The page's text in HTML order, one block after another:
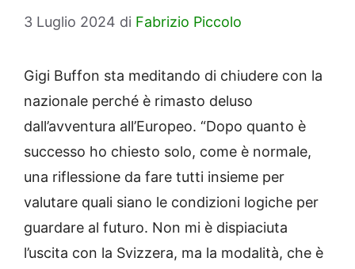
3 Luglio 2024 di Fabrizio Piccolo
Gigi Buffon sta meditando di chiudere con la
nazionale perché è rimasto deluso
dall’avventura all’Europeo. “Dopo quanto è
successo ho chiesto solo, come è normale,
una riflessione da fare tutti insieme per
valutare quali siano le condizioni logiche per
guardare al futuro. Non mi è dispiaciuta
l’uscita con la Svizzera, ma la modalità, che è